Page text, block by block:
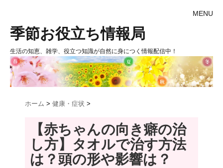
MENU
季節お役立ち情報局
生活の知恵、雑学、役立つ知識が自然に身につく情報配信中！
ホーム > 健康・症状 >
【赤ちゃんの向き癖の治
し方】タオルで治す方法
は？頭の形や影響は？